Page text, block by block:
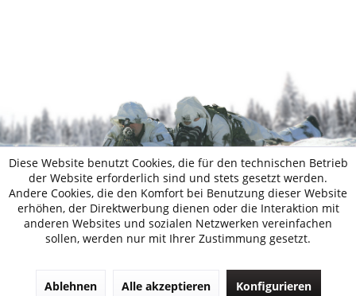
Diese Website benutzt Cookies, die für den technischen Betrieb
der Website erforderlich sind und stets gesetzt werden.
Andere Cookies, die den Komfort bei Benutzung dieser Website
erhöhen, der Direktwerbung dienen oder die Interaktion mit
anderen Websites und sozialen Netzwerken vereinfachen
sollen, werden nur mit Ihrer Zustimmung gesetzt.
Ablehnen Alle akzeptieren Konfigurieren